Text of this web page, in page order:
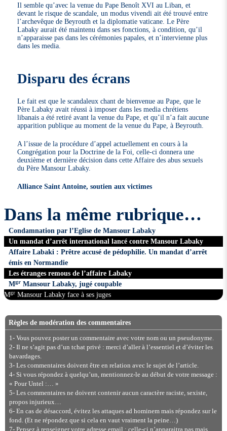
Il semble qu’avec la venue du Pape Benoît XVI au Liban, et
devant le risque de scandale, un modus vivendi ait été trouvé entre
l’archevêque de Beyrouth et la diplomatie vaticane. Le Père
Labaky aurait été maintenu dans ses fonctions, à condition, qu’il
n’apparaisse pas dans les cérémonies papales, et n’intervienne plus
dans les media.
Disparu des écrans
Le fait est que le scandaleux chant de bienvenue au Pape, que le
Père Labaky avait réussi à imposer dans les media chrétiens
libanais a été retiré avant la venue du Pape, et qu’il n’a fait aucune
apparition publique au moment de la venue du Pape, à Beyrouth.
A l’issue de la procédure d’appel actuellement en cours à la
Congrégation pour la Doctrine de la Foi, celle-ci donnera une
deuxième et dernière décision dans cette Affaire des abus sexuels
du Père Mansour Labaky.
Alliance Saint Antoine, soutien aux victimes
Dans la même rubrique…
Condamnation par l’Eglise de Mansour Labaky
Un mandat d’arrêt international lancé contre Mansour Labaky
Affaire Labaki : Prêtre accusé de pédophilie. Un mandat d’arrêt
émis en Normandie
Les étranges remous de l’affaire Labaky
Mgr Mansour Labaky, jugé coupable
MgrMansour Labaky face à ses juges
Règles de modération des commentaires
1- Vous pouvez poster un commentaire avec votre nom ou un pseudonyme.
2- Il ne s’agit pas d’un tchat privé : merci d’aller à l’essentiel et d’éviter les
bavardages.
3- Les commentaires doivent être en relation avec le sujet de l’article.
4- Si vous répondez à quelqu’un, mentionnez-le au début de votre message :
« Pour Untel :… »
5- Les commentaires ne doivent contenir aucun caractère raciste, sexiste,
propos injurieux…
6- En cas de désaccord, évitez les attaques ad hominem mais répondez sur le
fond. (Et ne répondez que si cela en vaut vraiment la peine…)
7- Pensez à renseigner votre adresse email : celle-ci n’apparaitra pas mais